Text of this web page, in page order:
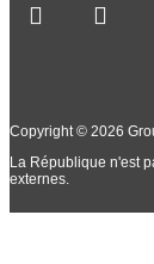
Copyright © 2026
La République n'est
externes.